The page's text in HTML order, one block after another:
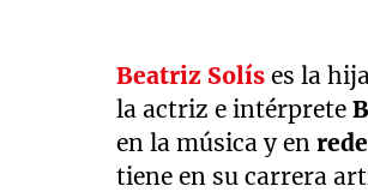
Beatriz Solís es la
la actriz e intérprete
en la música y en
tiene en su carrera